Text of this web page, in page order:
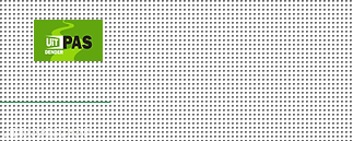
LIDMAATSCHAP